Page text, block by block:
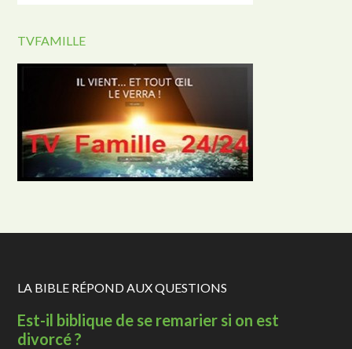
TVFAMILLE
LA BIBLE RÉPOND AUX QUESTIONS
Est-il biblique de se remarier si on est
divorcé ?